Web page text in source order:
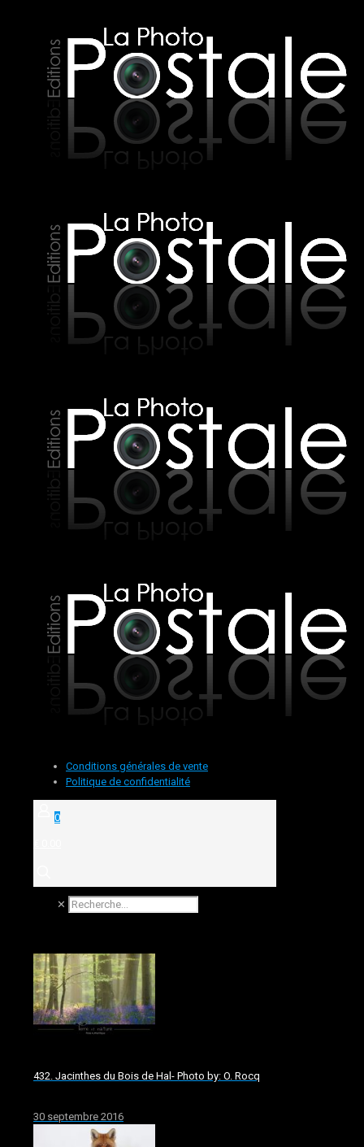
Conditions générales de vente
Politique de confidentialité
0
✕
432. Jacinthes du Bois de Hal- Photo by: O. Rocq
30 septembre 2016